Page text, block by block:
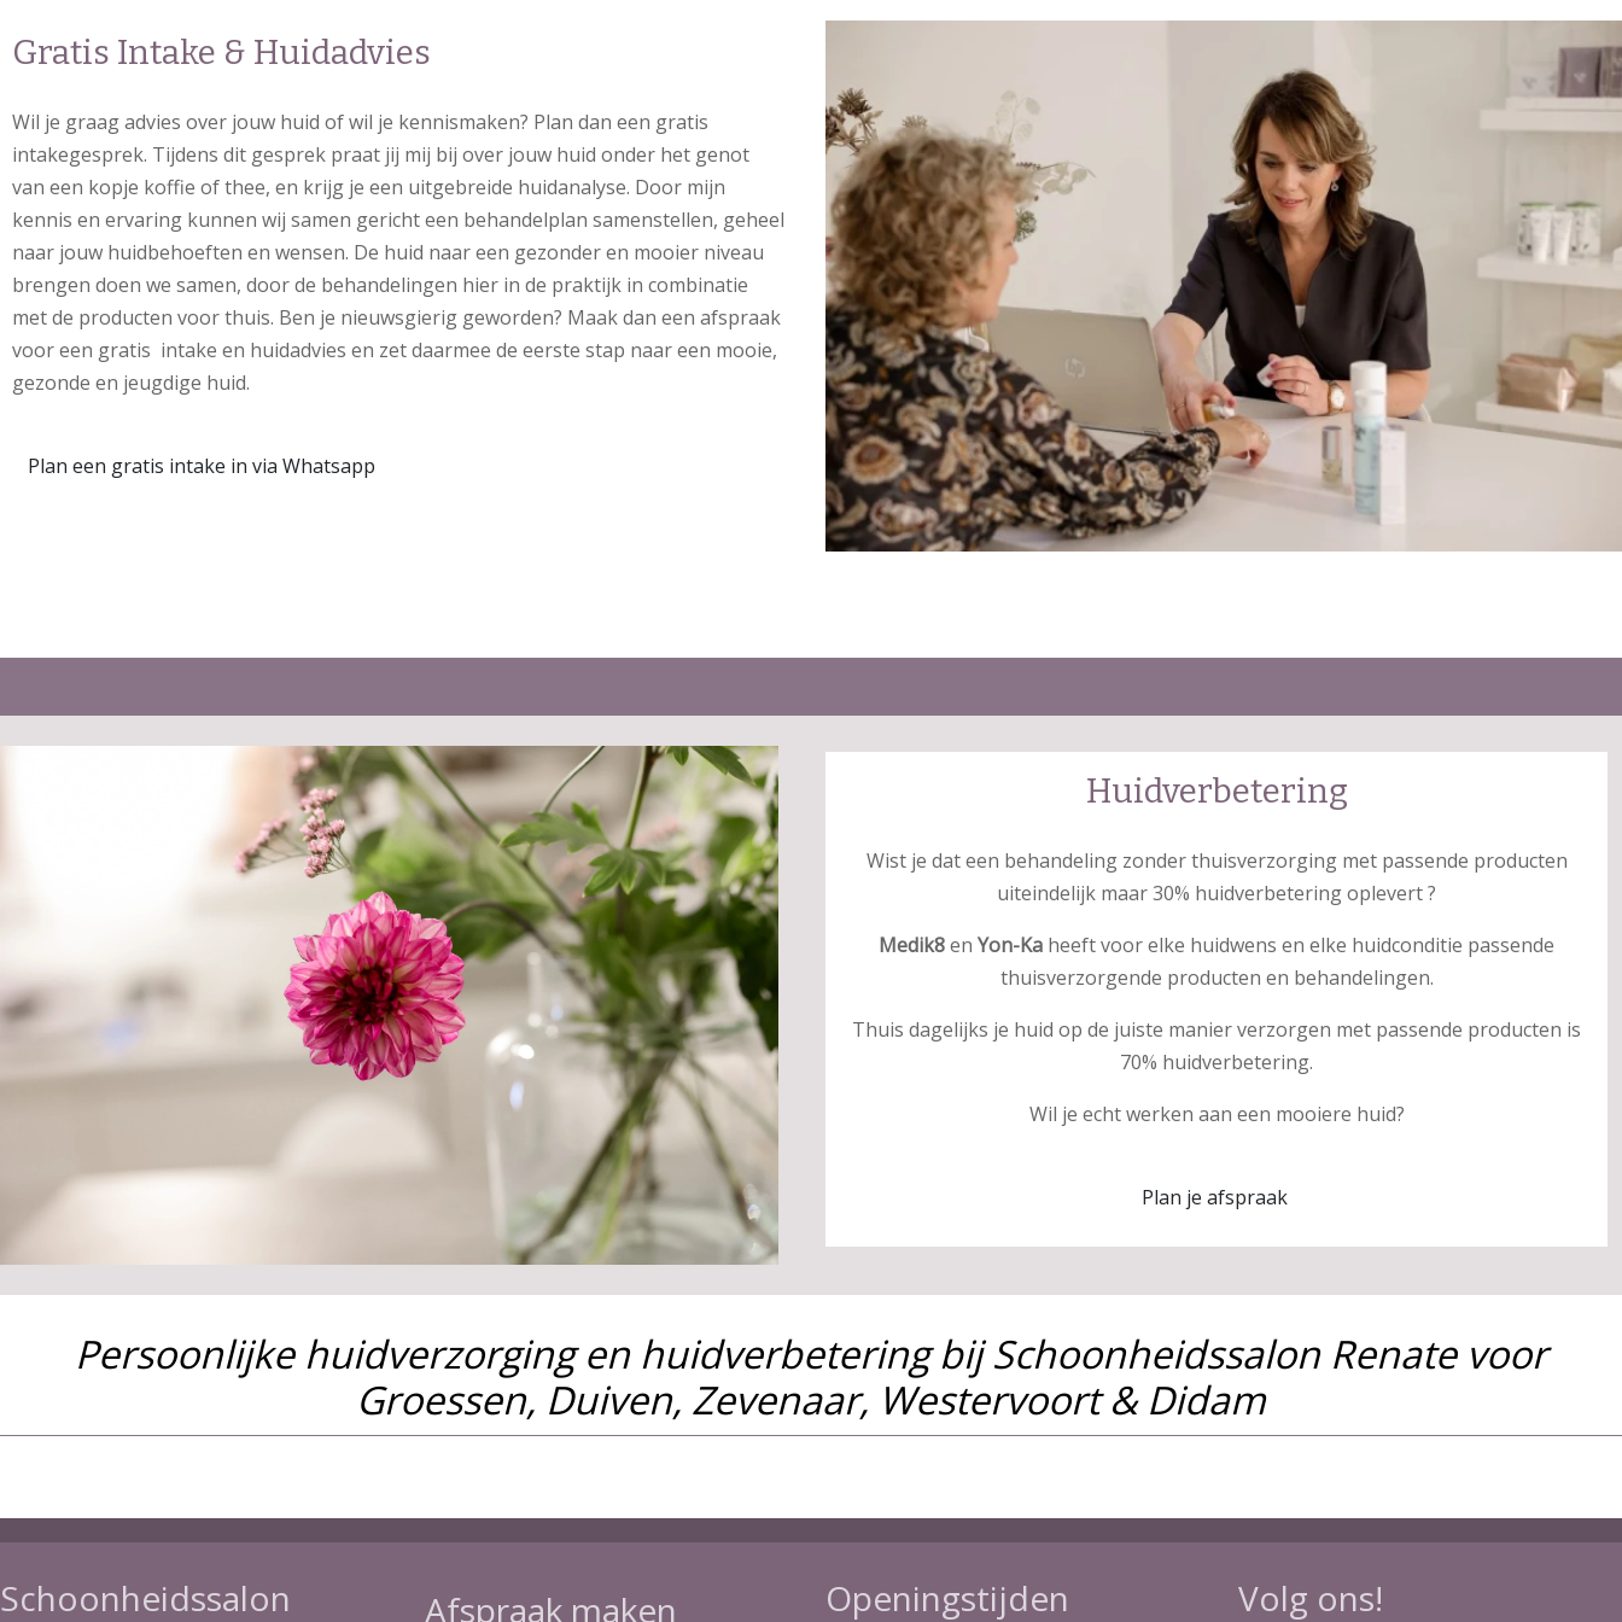
Gratis Intake & Huidadvies
Wil je graag advies over jouw huid of wil je kennismaken? Plan dan een gratis
intakegesprek. Tijdens dit gesprek praat jij mij bij over jouw huid onder het genot
van een kopje koffie of thee, en krijg je een uitgebreide huidanalyse. Door mijn
kennis en ervaring kunnen wij samen gericht een behandelplan samenstellen, geheel
naar jouw huidbehoeften en wensen. De huid naar een gezonder en mooier niveau
brengen doen we samen, door de behandelingen hier in de praktijk in combinatie
met de producten voor thuis. Ben je nieuwsgierig geworden? Maak dan een afspraak
voor een gratis intake en huidadvies en zet daarmee de eerste stap naar een mooie,
gezonde en jeugdige huid.
Plan een gratis intake in via Whatsapp
Huidverbetering
Wist je dat een behandeling zonder thuisverzorging met passende producten
uiteindelijk maar 30% huidverbetering oplevert ?
Medik8en Yon-Ka heeft voor elke huidwens en elke huidconditie passende
thuisverzorgende producten en behandelingen.
Thuis dagelijks je huid op de juiste manier verzorgen met passende producten is
70% huidverbetering.
Wil je echt werken aan een mooiere huid?
Plan je afspraak
Persoonlijke huidverzorging en huidverbetering bij Schoonheidssalon Renate voor
Groessen, Duiven, Zevenaar, Westervoort & Didam
Schoonheidssalon
Afspraak maken Openingstijden Volg ons!